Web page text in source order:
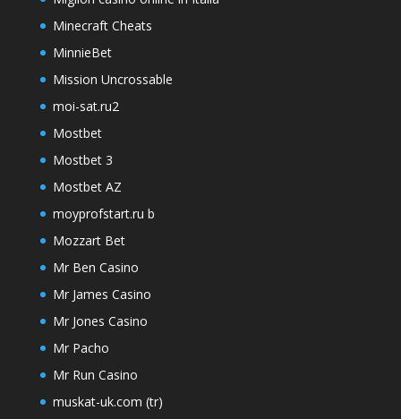
Minecraft Cheats
MinnieBet
Mission Uncrossable
moi-sat.ru2
Mostbet
Mostbet 3
Mostbet AZ
moyprofstart.ru b
Mozzart Bet
Mr Ben Casino
Mr James Casino
Mr Jones Casino
Mr Pacho
Mr Run Casino
muskat-uk.com (tr)